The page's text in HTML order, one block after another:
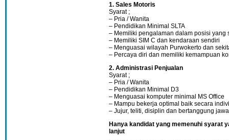
1. Sales Motoris
Syarat ;
– Pria / Wanita
– Pendidikan Minimal SLTA
– Memiliki pengalaman dalam posisi yang
– Memiliki SIM C dan kendaraan sendiri
– Menguasai wilayah Purwokerto dan
– Percaya diri dan memiliki kemampuan
2. Administrasi Penjualan
Syarat ;
– Pria / Wanita
– Pendidikan Minimal D3
– Menguasai komputer minimal MS Office
– Mampu bekerja optimal baik secara
– Jujur, teliti, disiplin dan bertanggung
Hanya kandidat yang memenuhi syarat
lanjut